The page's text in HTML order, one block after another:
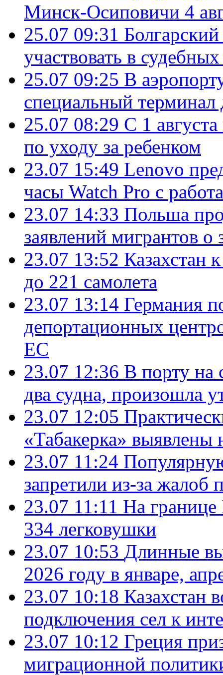
Минск-Осиповичи 4
25.07 09:31
участвовать в
25.07 09:25 В
специальный терминал
25.07 08:29 С 1
по уходу за ребенком
23.07 15:49 Lenovo
часы Watch Pro с
23.07 14:33 Польша
заявлений мигрантов
23.07 13:52 Казахстан
до 221 самолета
23.07 13:14 Германия
депортационных
ЕС
23.07 12:36 В порту на
два судна, произошла
23.07 12:05
«Табакерка»
23.07 11:24
запретили из-за жалоб
23.07 11:11 На границе
334 легковушки
23.07 10:53 Длинные
2026 году в январе,
23.07 10:18 Казахстан
подключения сел к
23.07 10:12 Греция
миграционной